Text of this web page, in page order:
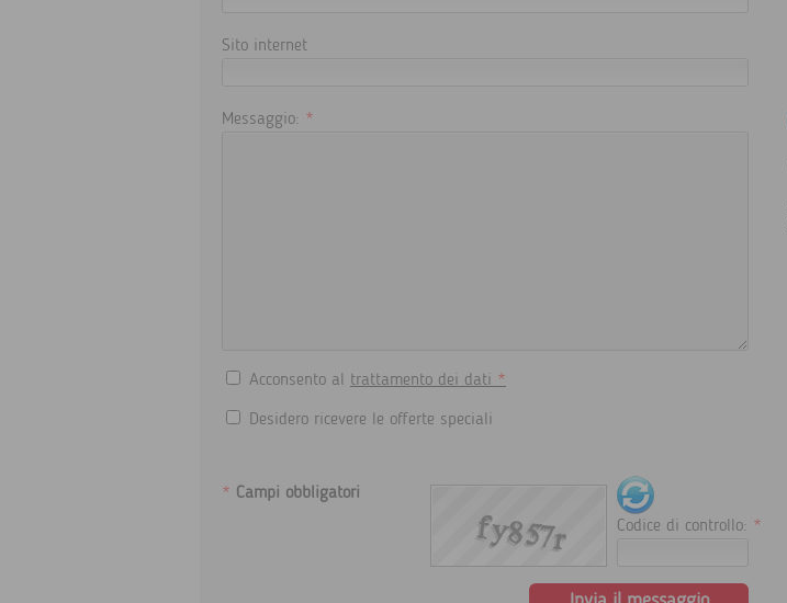
Sito internet
Messaggio: *
Acconsento al trattamento dei dati *
Desidero ricevere le offerte speciali
* Campi obbligatori
Codice di controllo: *